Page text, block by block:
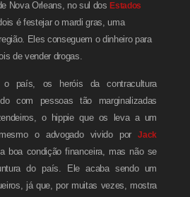
Nova Orleans, no sul dos Estados
é festejar o mardi gras, uma
Eles conseguem o dinheiro para
de vender drogas.
o país, os heróis da contracultura
com pessoas tão marginalizadas
o hippie que os leva a um
o advogado vivido por
Jack
boa condição financeira, mas não se
do país. Ele acaba sendo um
já que, por muitas vezes, mostra